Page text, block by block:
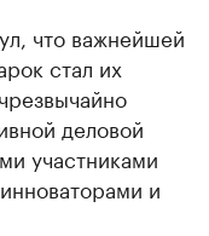
что важнейшей
стал их
деловой
участниками
и